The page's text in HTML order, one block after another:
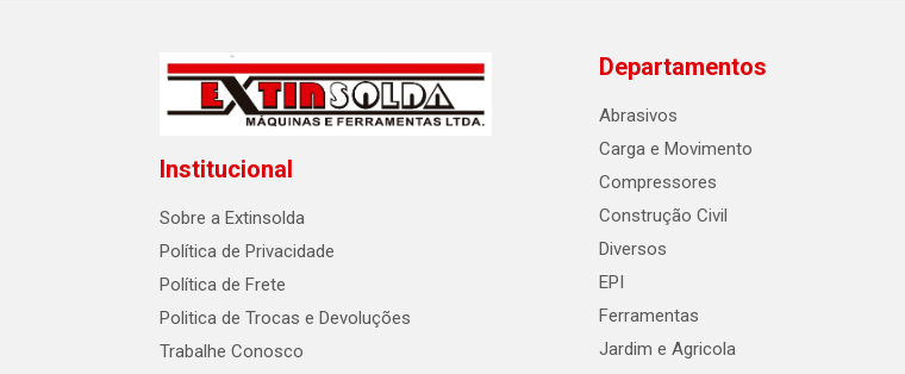
Institucional
Sobre a Extinsolda
Política de Privacidade
Política de Frete
Politica de Trocas e Devoluções
Trabalhe Conosco
Departamentos
Abrasivos
Carga e Movimento
Compressores
Construção Civil
Diversos
EPI
Ferramentas
Jardim e Agricola